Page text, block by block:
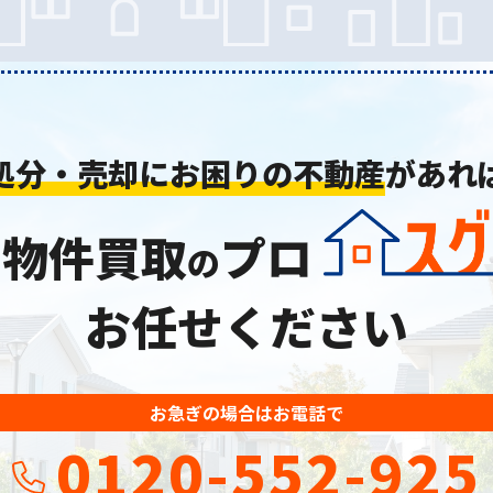
分・売却にお困りの不動産があれ
件買取のプロ
お任せください
お急ぎの場合はお電話で
0120-552-925